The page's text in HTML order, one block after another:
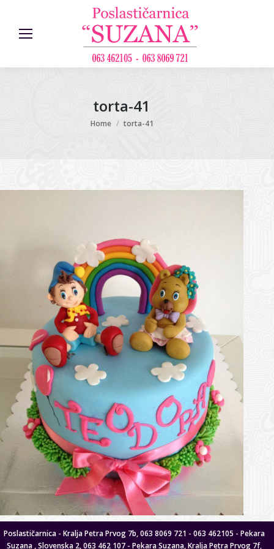
torta-41
You are here:
Home torta-41
Poslastičarnica - Kralja Petra Prvog 7b, 063 8069 721 - 063 462105 - Pekara
Suzana , Slovenska 2, 063 462 107 - Pekara Suzana, Kralja Petra Prvog 7f,